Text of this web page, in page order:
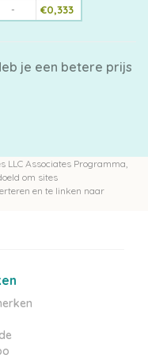
- €0,333
je een betere prijs
LLC Associates Programma,
om sites
en te linken naar